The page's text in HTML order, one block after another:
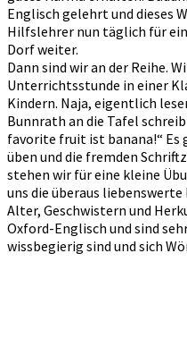
Englisch gelehrt und dieses
Hilfslehrer nun täglich für
Dorf weiter.
Dann sind wir an der Reihe.
Unterrichtsstunde in einer
Kindern. Naja, eigentlich
Bunnrath an die Tafel
favorite fruit ist banana!“ Es
üben und die fremden
stehen wir für eine kleine
uns die überaus
Alter, Geschwistern und
Oxford-Englisch und sind
wissbegierig sind und sich